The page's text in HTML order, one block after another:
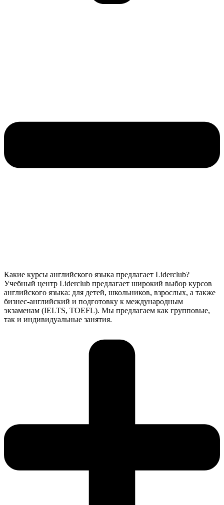
Какие курсы английского языка предлагает Liderclub?
Учебный центр Liderclub предлагает широкий выбор курсов
английского языка: для детей, школьников, взрослых, а также
бизнес-английский и подготовку к международным
экзаменам (IELTS, TOEFL). Мы предлагаем как групповые,
так и индивидуальные занятия.